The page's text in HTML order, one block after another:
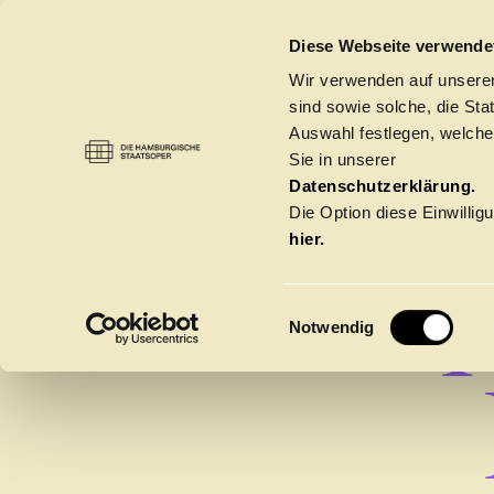
Diese Webseite
Wir verwenden auf
sind sowie solche, die
Auswahl festlegen,
Sie in unserer
Datenschutzerklärung.
Die Option diese
hier.
i
Notwendig
DIE HAMBURGISCHE STAATSOPER